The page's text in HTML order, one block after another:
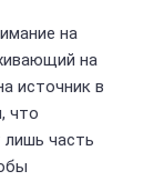
на
на
источник в
что
часть